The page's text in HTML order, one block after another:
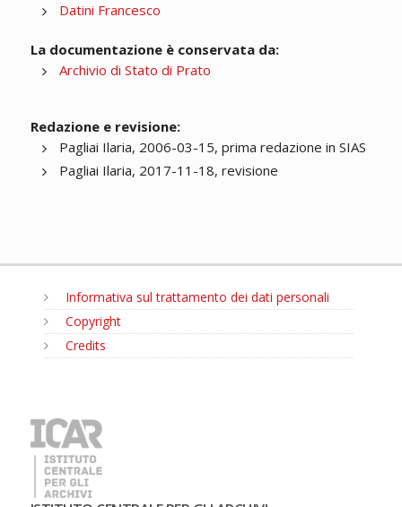
Datini Francesco
La documentazione è conservata da:
Archivio di Stato di Prato
Redazione e revisione:
Pagliai Ilaria, 2006-03-15, prima redazione in SIAS
Pagliai Ilaria, 2017-11-18, revisione
Informativa sul trattamento dei dati personali
Copyright
Credits